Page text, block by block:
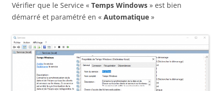
Vérifier que le Service « Temps Windows » est bien
démarré et paramétré en « Automatique »